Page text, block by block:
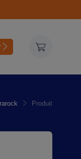
Produit